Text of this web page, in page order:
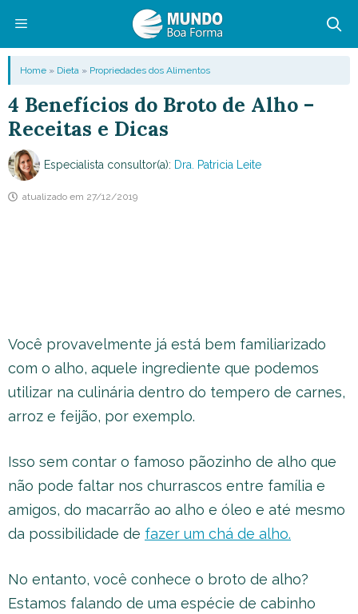
conteúdo
Menu
Home » Dieta » Propriedades dos Alimentos
4 Benefícios do Broto de Alho –
Receitas e Dicas
Especialista consultor(a): Dra. Patricia Leite
atualizado em 27/12/2019
Você provavelmente já está bem familiarizado
com o alho, aquele ingrediente que podemos
utilizar na culinária dentro do tempero de carnes,
arroz e feijão, por exemplo.
Isso sem contar o famoso pãozinho de alho que
não pode faltar nos churrascos entre família e
amigos, do macarrão ao alho e óleo e até mesmo
da possibilidade de fazer um chá de alho.
No entanto, você conhece o broto de alho?
Estamos falando de uma espécie de cabinho